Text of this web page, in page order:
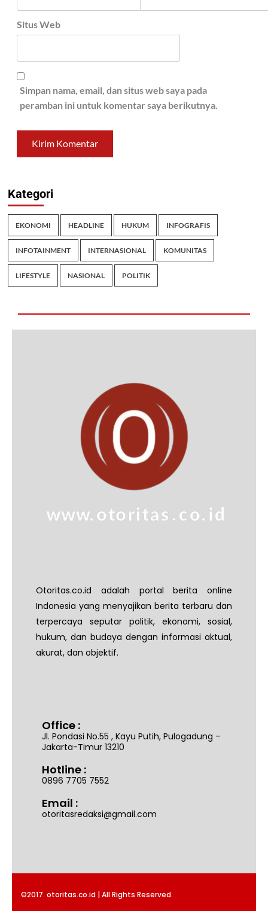
Situs Web
Simpan nama, email, dan situs web saya pada
peramban ini untuk komentar saya berikutnya.
Kategori
EKONOMI HEADLINE HUKUM INFOGRAFIS
INFOTAINMENT INTERNASIONAL KOMUNITAS
LIFESTYLE NASIONAL POLITIK
Otoritas.co.id adalah portal berita online
Indonesia yang menyajikan berita terbaru dan
terpercaya seputar politik, ekonomi, sosial,
hukum, dan budaya dengan informasi aktual,
akurat, dan objektif.
Office :
Jl. Pondasi No.55 , Kayu Putih, Pulogadung –
Jakarta-Timur 13210
Hotline :
0896 7705 7552
Email :
otoritasredaksi@gmail.com
©2017. otoritas.co.id | All Rights Reserved.